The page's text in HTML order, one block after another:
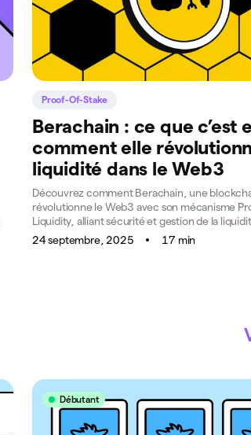
Proof-Of-Stake
Berachain : ce que c’est
comment elle
liquidité dans le Web3
Découvrez comment Berachain, une
révolutionne le Web3 avec son mécanisme
Liquidity, alliant sécurité et gestion de la
24 septembre, 2025
17 min
Débutant